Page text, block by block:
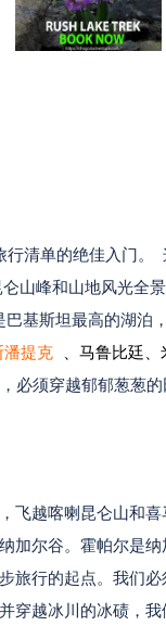
清单的绝佳入门
山峰和山地风光全
基斯坦最高的湖泊
潘提克 、马鲁比廷
必须穿越郁郁葱葱的
飞越喀喇昆仑山和
加尔谷。霍帕尔是
旅行的起点。我们
穿越冰川的冰碛，